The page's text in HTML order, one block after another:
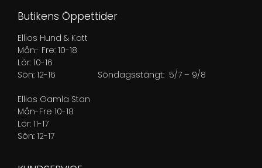
Butikens Öppettider
Ellios Hund & Katt
Mån- Fre: 10-18
Lör: 10-16
Sön: 12-16 Söndagsstängt: 5/7 – 9/8
Ellios Gamla Stan
Mån-Fre 10-18
Lör: 11-17
Sön: 12-17